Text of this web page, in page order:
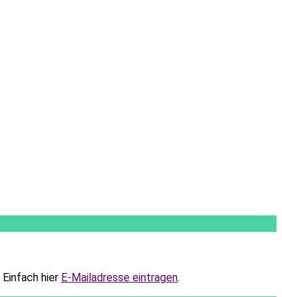
Einfach hier E-Mailadresse eintragen.